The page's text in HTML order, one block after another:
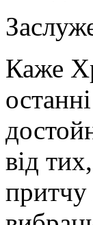
Каже
від
притчу